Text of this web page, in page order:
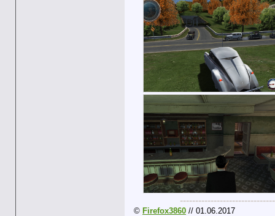
© Firefox3860 // 01.06.2017